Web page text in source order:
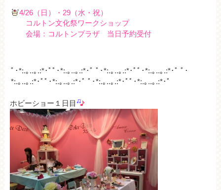
4/26（日）・29（水・祝）
コルトン文化祭ワークショップ
会場：コルトンプラザ 当日予約受付
ﾟ･*:.｡..｡.:*･ﾟﾟ･*:.｡..｡.:*･ﾟ ﾟ･*:.｡..｡.:*･ﾟﾟ･*:.｡..｡.:*･ﾟ ﾟ･
*:.｡..｡.:*･ﾟﾟ･*:.｡..｡.:*･ﾟ ﾟ ･*:.｡..｡.:*･ﾟﾟ･*:.｡..｡.:*･ﾟ
ホビーショー１日目